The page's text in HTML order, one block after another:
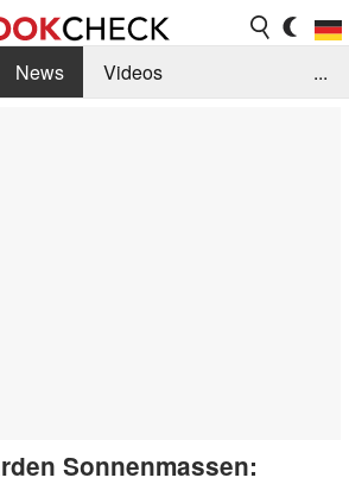
News
Videos
...
Sonnenmassen: